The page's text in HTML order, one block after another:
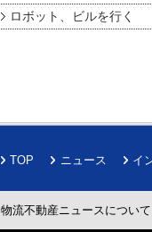
ロボット、ビルを行く
TOP
ニュース イ
物流不動産ニュースについて